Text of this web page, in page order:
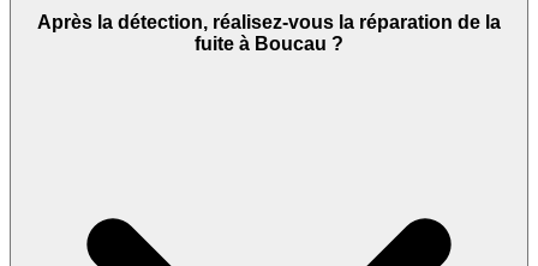
Après la détection, réalisez-vous la réparation de la
fuite à Boucau ?